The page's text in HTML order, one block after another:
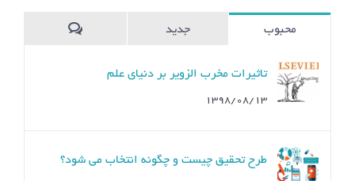
محبوب جدید
تاثیرات مخرب الزویر بر دنیای علم
۱۳۹۸/۰۸/۱۳
طرح تحقیق چیست و چگونه انتخاب می شود؟